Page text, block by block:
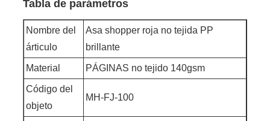
Tabla de parámetros
Nombre del
árticulo
Asa shopper roja no tejida PP
brillante
Material PÁGINAS no tejido 140gsm
Código del
objeto
MH-FJ-100